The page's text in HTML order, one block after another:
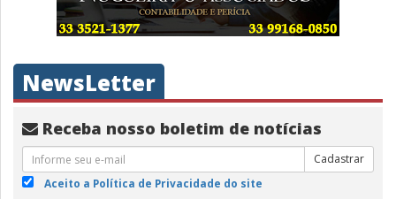
NewsLetter
Receba nosso boletim de notícias
Cadastrar
Aceito a Política de Privacidade do site